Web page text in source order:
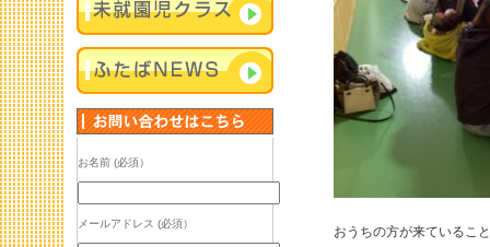
おうちの方が来ているこ
お名前 (必須）
メールアドレス (必須）